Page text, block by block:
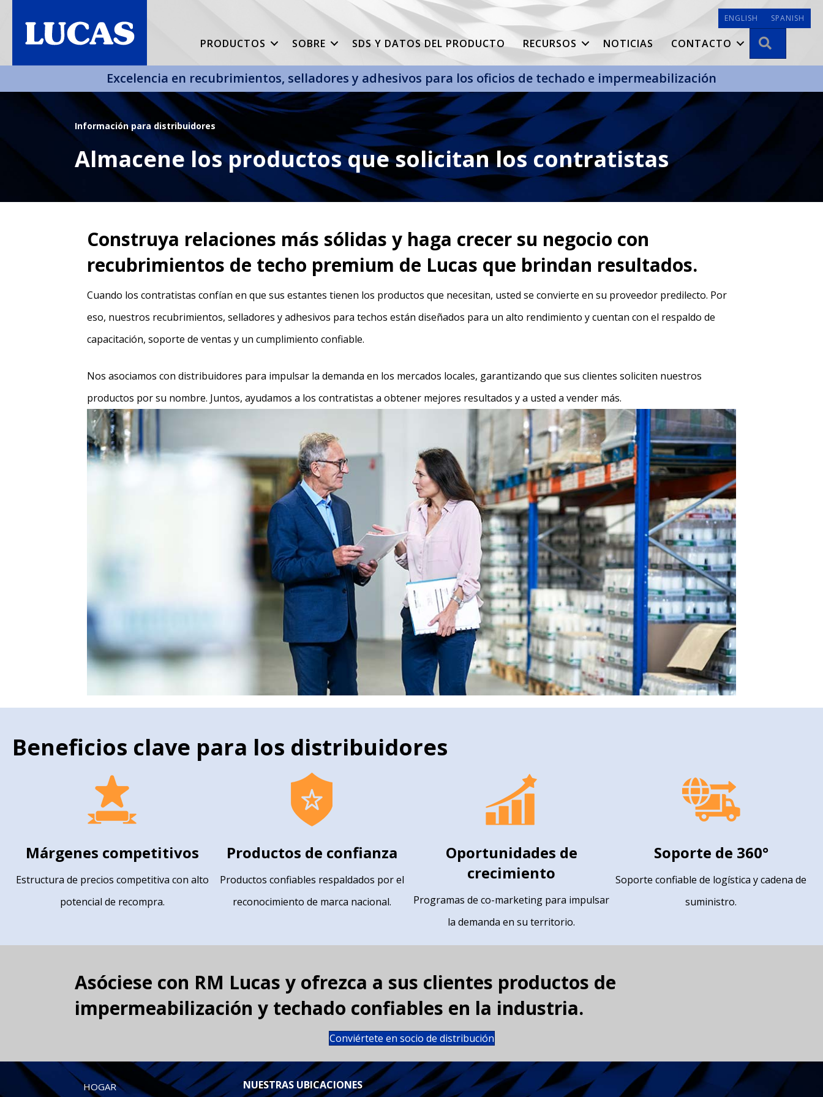
ENGLISH SPANISH
PRODUCTOS SOBRE SDS Y DATOS DEL PRODUCTO RECURSOS NOTICIAS CONTACTO
Excelencia en recubrimientos, selladores y adhesivos para los oficios de techado e impermeabilización
Información para distribuidores
Almacene los productos que solicitan los contratistas
Construya relaciones más sólidas y haga crecer su negocio con
recubrimientos de techo premium de Lucas que brindan resultados.
Cuando los contratistas confían en que sus estantes tienen los productos que necesitan, usted se convierte en su proveedor predilecto. Por
eso, nuestros recubrimientos, selladores y adhesivos para techos están diseñados para un alto rendimiento y cuentan con el respaldo de
capacitación, soporte de ventas y un cumplimiento confiable.
Nos asociamos con distribuidores para impulsar la demanda en los mercados locales, garantizando que sus clientes soliciten nuestros
productos por su nombre. Juntos, ayudamos a los contratistas a obtener mejores resultados y a usted a vender más.
Beneficios clave para los distribuidores
Márgenes competitivos
Estructura de precios competitiva con alto
potencial de recompra.
Productos de confianza
Productos confiables respaldados por el
reconocimiento de marca nacional.
Oportunidades de
crecimiento
Programas de co-marketing para impulsar
la demanda en su territorio.
Soporte de 360°
Soporte confiable de logística y cadena de
suministro.
Asóciese con RM Lucas y ofrezca a sus clientes productos de
impermeabilización y techado confiables en la industria.
Conviértete en socio de distribución
HOGAR NUESTRAS UBICACIONES